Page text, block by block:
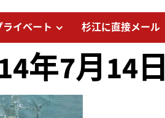
ライベート 杉江に直接メール
年7月14日